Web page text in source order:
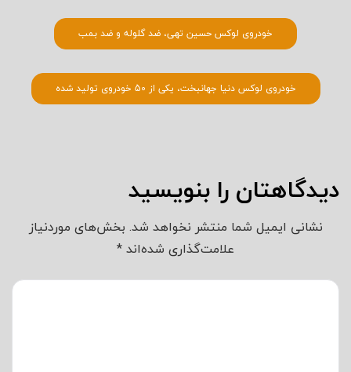
خودروی لوکس حسین تهی، ضد گلوله و ضد بمب
خودروی لوکس دنیا جهانبخت، یکی از 50 خودروی تولید شده
دیدگاهتان را بنویسید
نشانی ایمیل شما منتشر نخواهد شد. بخش‌های موردنیاز
علامت‌گذاری شده‌اند*